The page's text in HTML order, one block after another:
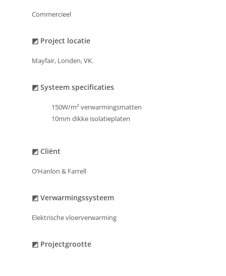
Commercieel
◩ Project locatie
Mayfair, Londen, VK.
◩ Systeem specificaties
150W/m² verwarmingsmatten
10mm dikke isolatieplaten
◩ Cliënt
O’Hanlon & Farrell
◩ Verwarmingssysteem
Elektrische vloerverwarming
◩ Projectgrootte